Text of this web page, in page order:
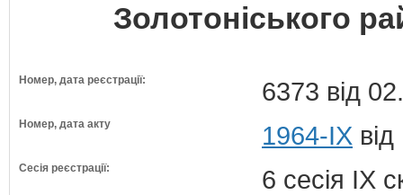
Золотоніського
Номер, дата реєстрації: 6373 від
Номер, дата акту 1964-IX
Сесія реєстрації: 6 сесія IX